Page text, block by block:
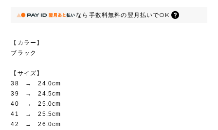
なら 手数料無料の翌月払いでOK
【カラー】
ブラック
【サイズ】
38 → 24.0cm
39 → 24.5cm
40 → 25.0cm
41 → 25.5cm
42 → 26.0cm